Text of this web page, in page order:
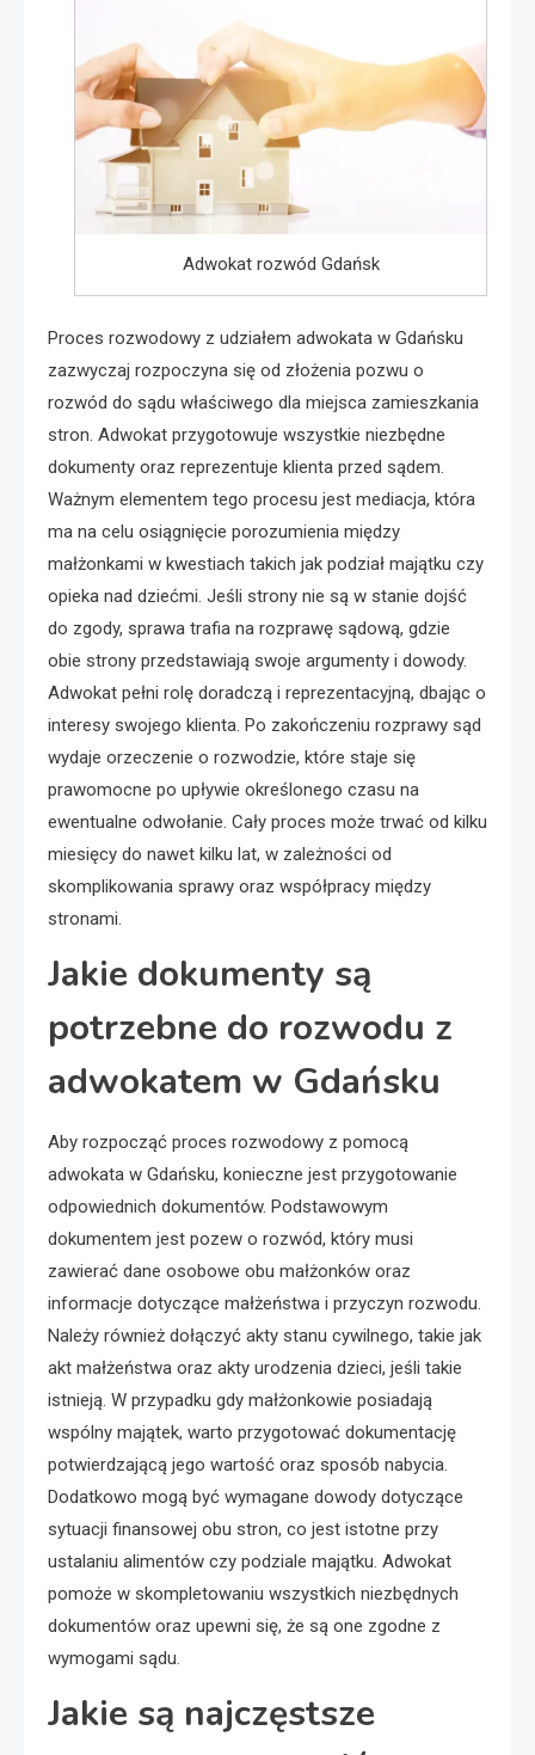
Adwokat rozwód Gdańsk
Proces rozwodowy z udziałem adwokata w Gdańsku
zazwyczaj rozpoczyna się od złożenia pozwu o
rozwód do sądu właściwego dla miejsca zamieszkania
stron. Adwokat przygotowuje wszystkie niezbędne
dokumenty oraz reprezentuje klienta przed sądem.
Ważnym elementem tego procesu jest mediacja, która
ma na celu osiągnięcie porozumienia między
małżonkami w kwestiach takich jak podział majątku czy
opieka nad dziećmi. Jeśli strony nie są w stanie dojść
do zgody, sprawa trafia na rozprawę sądową, gdzie
obie strony przedstawiają swoje argumenty i dowody.
Adwokat pełni rolę doradczą i reprezentacyjną, dbając o
interesy swojego klienta. Po zakończeniu rozprawy sąd
wydaje orzeczenie o rozwodzie, które staje się
prawomocne po upływie określonego czasu na
ewentualne odwołanie. Cały proces może trwać od kilku
miesięcy do nawet kilku lat, w zależności od
skomplikowania sprawy oraz współpracy między
stronami.
Jakie dokumenty są
potrzebne do rozwodu z
adwokatem w Gdańsku
Aby rozpocząć proces rozwodowy z pomocą
adwokata w Gdańsku, konieczne jest przygotowanie
odpowiednich dokumentów. Podstawowym
dokumentem jest pozew o rozwód, który musi
zawierać dane osobowe obu małżonków oraz
informacje dotyczące małżeństwa i przyczyn rozwodu.
Należy również dołączyć akty stanu cywilnego, takie jak
akt małżeństwa oraz akty urodzenia dzieci, jeśli takie
istnieją. W przypadku gdy małżonkowie posiadają
wspólny majątek, warto przygotować dokumentację
potwierdzającą jego wartość oraz sposób nabycia.
Dodatkowo mogą być wymagane dowody dotyczące
sytuacji finansowej obu stron, co jest istotne przy
ustalaniu alimentów czy podziale majątku. Adwokat
pomoże w skompletowaniu wszystkich niezbędnych
dokumentów oraz upewni się, że są one zgodne z
wymogami sądu.
Jakie są najczęstsze